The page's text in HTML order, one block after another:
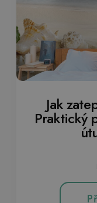
Jak
Praktický